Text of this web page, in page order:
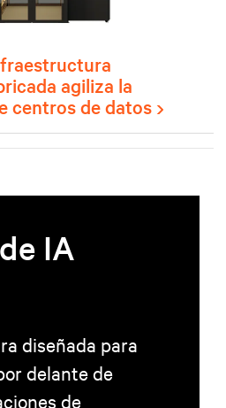
agiliza la
centros de datos
IA
diseñada para
delante de
de